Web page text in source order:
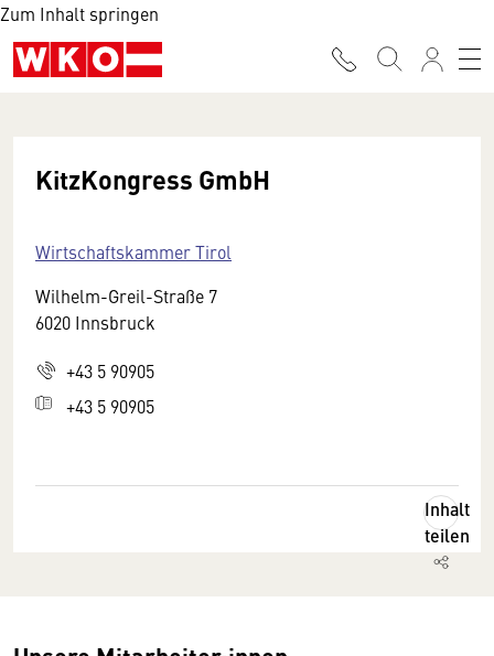
Zum Inhalt springen
KitzKongress GmbH
Wirtschaftskammer Tirol
Wilhelm-Greil-Straße 7
6020 Innsbruck
+43 5 90905
+43 5 90905
Inhalt
teilen